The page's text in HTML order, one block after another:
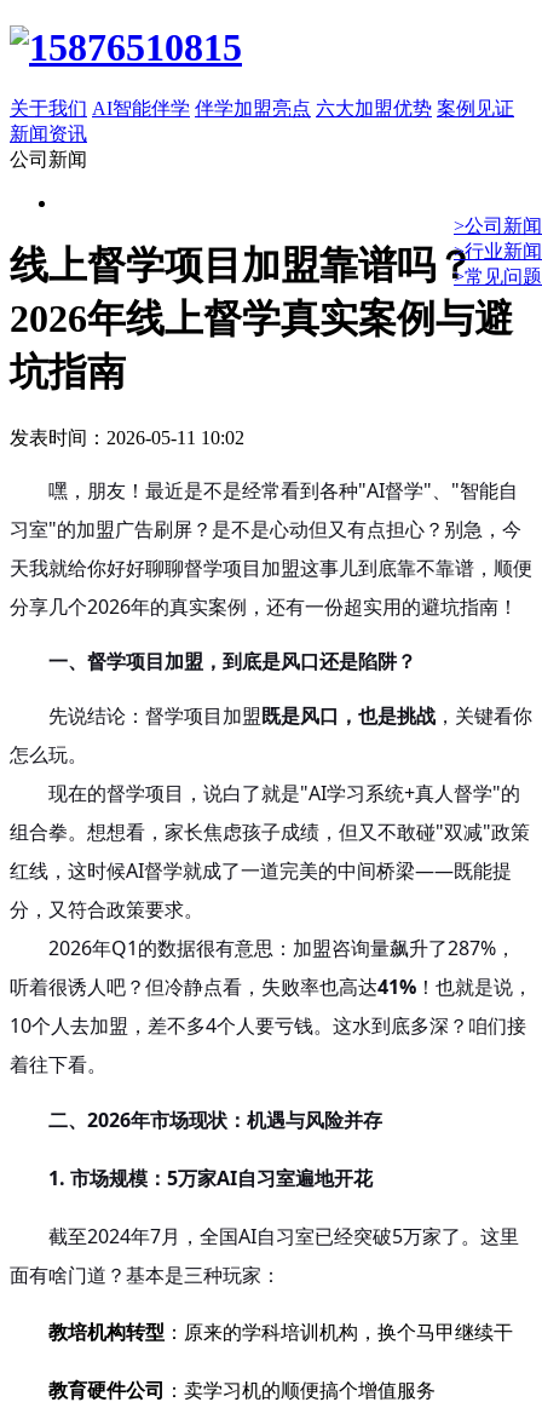
关于我们 AI智能伴学 伴学加盟亮点 六大加盟优势 案例见证
新闻资讯
公司新闻
>公司新闻
>行业新闻
>常见问题
线上督学项目加盟靠谱吗？
2026年线上督学真实案例与避
坑指南
发表时间：2026-05-11 10:02
嘿，朋友！最近是不是经常看到各种"AI督学"、"智能自
习室"的加盟广告刷屏？是不是心动但又有点担心？别急，今
天我就给你好好聊聊督学项目加盟这事儿到底靠不靠谱，顺便
分享几个2026年的真实案例，还有一份超实用的避坑指南！
一、督学项目加盟，到底是风口还是陷阱？
先说结论：督学项目加盟既是风口，也是挑战 ，关键看你
怎么玩。
现在的督学项目，说白了就是"AI学习系统+真人督学"的
组合拳。想想看，家长焦虑孩子成绩，但又不敢碰"双减"政策
红线，这时候AI督学就成了一道完美的中间桥梁——既能提
分，又符合政策要求。
2026年Q1的数据很有意思：加盟咨询量飙升了287%，
听着很诱人吧？但冷静点看，失败率也高达41% ！也就是说，
10个人去加盟，差不多4个人要亏钱。这水到底多深？咱们接
着往下看。
二、2026年市场现状：机遇与风险并存
1. 市场规模：5万家AI自习室遍地开花
截至2024年7月，全国AI自习室已经突破5万家了。这里
面有啥门道？基本是三种玩家：
教培机构转型 ：原来的学科培训机构，换个马甲继续干
教育硬件公司 ：卖学习机的顺便搞个增值服务